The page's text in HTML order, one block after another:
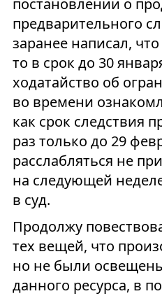
постановлении о
предварительного
заранее написал,
то в срок до 30
ходатайство об
во времени
как срок следствия
раз только до 29
расслабляться не
на следующей
в суд.
Продолжу
тех вещей, что
но не были
данного ресурса, в